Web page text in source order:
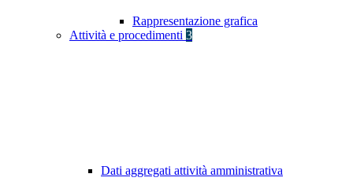
Rappresentazione grafica
Attività e procedimenti 3
Dati aggregati attività amministrativa